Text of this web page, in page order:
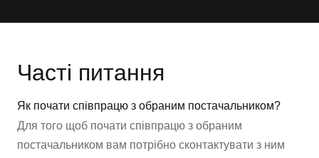
Часті питання
Як почати співпрацю з обраним постачальником?
Для того щоб почати співпрацю з обраним
постачальником вам потрібно сконтактувати з ним